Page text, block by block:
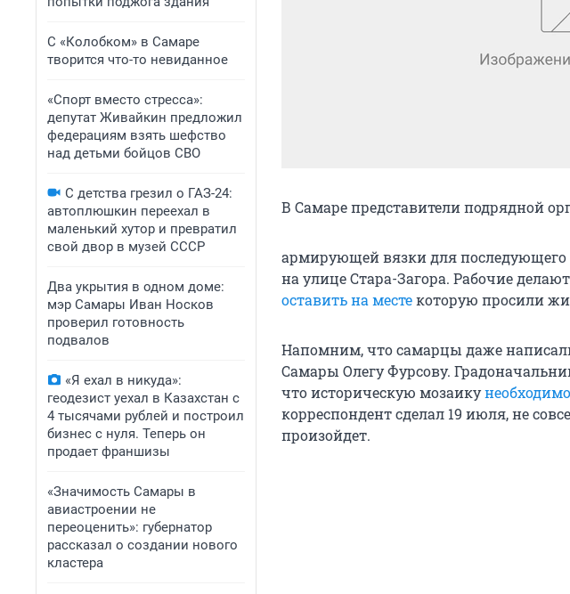
С «Колобком» в Самаре
творится что-то невиданное
«Спорт вместо стресса»:
депутат Живайкин предложил
федерациям взять шефство
над детьми бойцов СВО
С детства грезил о ГАЗ-24:
автоплюшкин переехал в
маленький хутор и превратил
свой двор в музей СССР
Два укрытия в одном доме:
мэр Самары Иван Носков
проверил готовность
подвалов
«Я ехал в никуда»:
геодезист уехал в Казахстан с
4 тысячами рублей и построил
бизнес с нуля. Теперь он
продает франшизы
«Значимость Самары в
авиастроении не
переоценить»: губернатор
рассказал о создании нового
кластера
В Самаре представители подрядной
армирующей вязки для последующего
на улице Стара-Загора. Рабочие
оставить на местекоторую просили
Напомним, что самарцы даже
Самары Олегу Фурсову.
что историческую мозаику
корреспондент сделал 19 июля, не
произойдет.